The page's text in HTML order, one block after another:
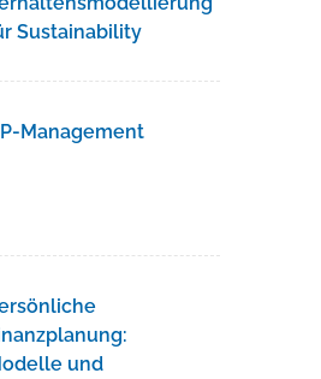
Sustainability
Management
und